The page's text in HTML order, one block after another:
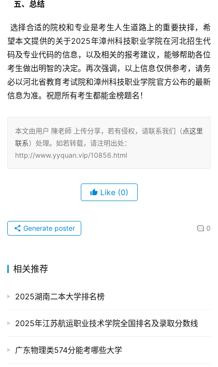
  五、总结
望本文提供的关于2025年漳州科技职业学院在河北招生代
码及专业代码的信息，以及相关的报考建议，能够帮助各位
考生做出明智的决定。再次强调，以上信息仅供参考，请务
必以河北省教育考试院和漳州科技职业学院官方公布的最新
信息为准。祝愿所有考生都能金榜题名！
本文由用户 陳老師 上传分享，若有侵权，请联系我们（点这里
联系）处理。如若转载，请注明出处：
http://www.yyquan.vip/10856.html
Like (0)
0
Generate poster
相关推荐
2025湖南二本大学排名榜
2025年江苏航运职业技术学院全国排名及录取分数线
广东物理类574分能考哪些大学